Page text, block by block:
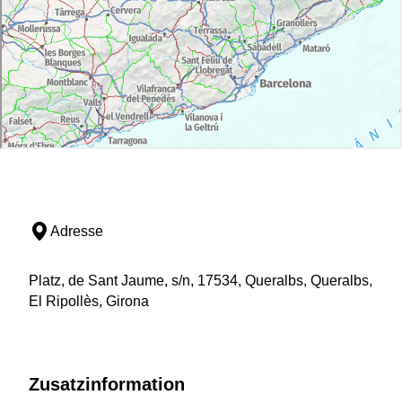
Adresse
Platz, de Sant Jaume, s/n, 17534, Queralbs, Queralbs,
El Ripollès, Girona
Zusatzinformation